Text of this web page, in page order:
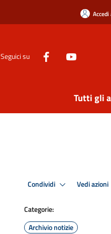
Seguici su
Tutti gli
Condividi Vedi azioni
Categorie:
Archivio notizie